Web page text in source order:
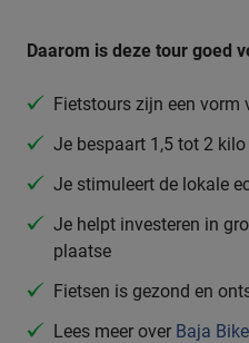
Daarom is deze tour goed
Fietstours zijn een
Je bespaart 1,5 tot 2
Je stimuleert de lokale
Je helpt investeren in
plaatse
Fietsen is gezond en
Lees meer over Baja